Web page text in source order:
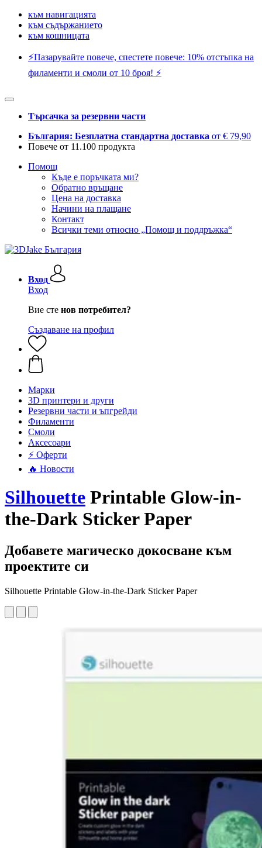
към навигацията
към съдържанието
към кошницата
⚡️Пазарувайте повече, спестете повече: 10% отстъпка на
филаменти и смоли от 10 броя! ⚡️
Търсачка за резервни части
България: Безплатна стандартна доставка от € 79,90
Повече от 11.100 продукта
Помощ
Къде е поръчката ми?
Обратно връщане
Цена на доставка
Начини на плащане
Контакт
Всички теми относно „Помощ и поддръжка“
Вход
Вход
Вие сте нов потребител?
Създаване на профил
Mарки
3D принтери и други
Резервни части и ъпгрейди
Филаменти
Смоли
Аксесоари
⚡ Оферти
🔥 Новости
Silhouette Printable Glow-in-
the-Dark Sticker Paper
Добавете магическо докосване към
проектите си
Silhouette Printable Glow-in-the-Dark Sticker Paper